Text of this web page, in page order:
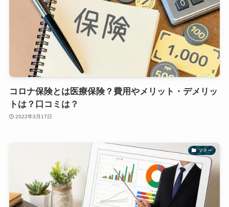
コロナ保険とは医療保険？費用やメリット・デメリッ
トは？口コミは？
2022年3月17日
マネー